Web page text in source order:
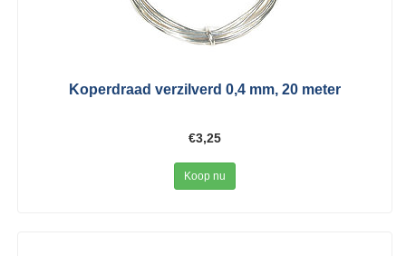
Koperdraad verzilverd 0,4 mm, 20 meter
€3,25
Koop nu